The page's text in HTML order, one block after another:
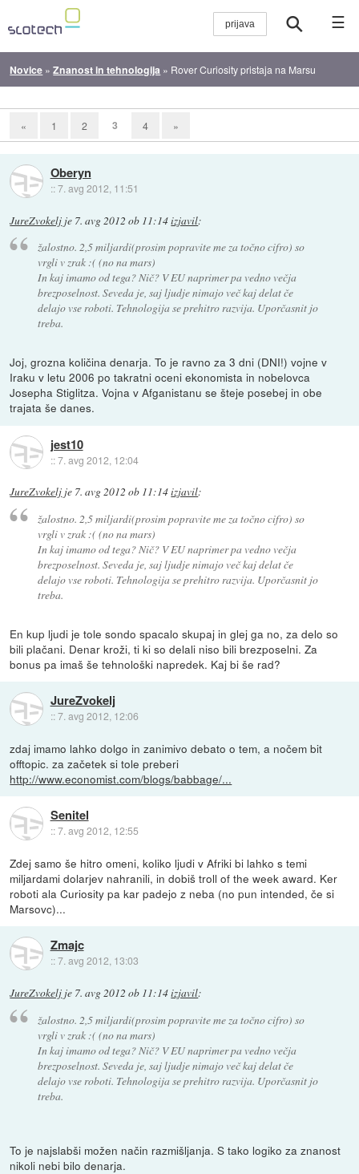
☰
Novice »Znanost in tehnologija » Rover Curiosity pristaja na Marsu
« 1 2 3 4 »
Oberyn
::7. avg 2012, 11:51
JureZvokelj je 7. avg 2012 ob 11:14izjavil:
žalostno. 2,5 miljardi(prosim popravite me za točno cifro) so
vrgli v zrak :( (no na mars)
In kaj imamo od tega? Nič? V EU naprimer pa vedno večja
brezposelnost. Seveda je, saj ljudje nimajo več kaj delat če
delajo vse roboti. Tehnologija se prehitro razvija. Uporčasnit jo
treba.
Joj, grozna količina denarja. To je ravno za 3 dni (DNI!) vojne v
Iraku v letu 2006 po takratni oceni ekonomista in nobelovca
Josepha Stiglitza. Vojna v Afganistanu se šteje posebej in obe
trajata še danes.
jest10
::7. avg 2012, 12:04
JureZvokelj je 7. avg 2012 ob 11:14izjavil:
žalostno. 2,5 miljardi(prosim popravite me za točno cifro) so
vrgli v zrak :( (no na mars)
In kaj imamo od tega? Nič? V EU naprimer pa vedno večja
brezposelnost. Seveda je, saj ljudje nimajo več kaj delat če
delajo vse roboti. Tehnologija se prehitro razvija. Uporčasnit jo
treba.
En kup ljudi je tole sondo spacalo skupaj in glej ga no, za delo so
bili plačani. Denar kroži, ti ki so delali niso bili brezposelni. Za
bonus pa imaš še tehnološki napredek. Kaj bi še rad?
JureZvokelj
::7. avg 2012, 12:06
zdaj imamo lahko dolgo in zanimivo debato o tem, a nočem bit
offtopic. za začetek si tole preberi
http://www.economist.com/blogs/babbage/...
Senitel
::7. avg 2012, 12:55
Zdej samo še hitro omeni, koliko ljudi v Afriki bi lahko s temi
miljardami dolarjev nahranili, in dobiš troll of the week award. Ker
roboti ala Curiosity pa kar padejo z neba (no pun intended, če si
Marsovc)...
Zmajc
::7. avg 2012, 13:03
JureZvokelj je 7. avg 2012 ob 11:14izjavil:
žalostno. 2,5 miljardi(prosim popravite me za točno cifro) so
vrgli v zrak :( (no na mars)
In kaj imamo od tega? Nič? V EU naprimer pa vedno večja
brezposelnost. Seveda je, saj ljudje nimajo več kaj delat če
delajo vse roboti. Tehnologija se prehitro razvija. Uporčasnit jo
treba.
To je najslabši možen način razmišljanja. S tako logiko za znanost
nikoli nebi bilo denarja.